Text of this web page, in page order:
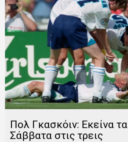
Πολ Γκασκόιν: Εκείνα τα
Σάββατα στις τρεις